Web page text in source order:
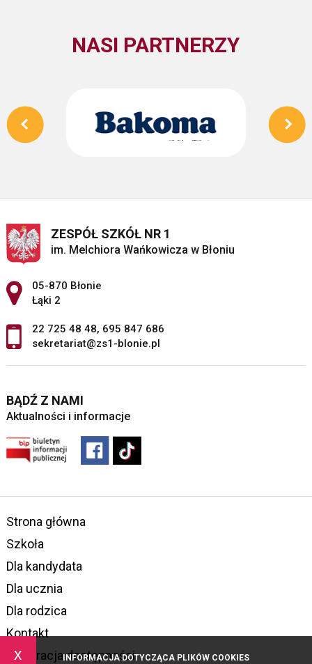
x INFORMACJA DOTYCZĄCA PLIKÓW COOKIES
NASI PARTNERZY
ZESPÓŁ SZKÓŁ NR 1
im. Melchiora Wańkowicza w Błoniu
Adres pocztowy:
05-870 Błonie
Łąki 2
22 725 48 48, 695 847 686
sekretariat@zs1-blonie.pl
BĄDŹ Z NAMI
Aktualności i informacje
Strona główna
Szkoła
Dla kandydata
Dla ucznia
Dla rodzica
Kontakt
Deklaracja dostępności